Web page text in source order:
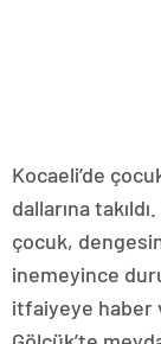
Kocaeli’de
dallarına
çocuk,
inemeyince
itfaiyeye haber